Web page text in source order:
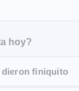
hoy?
dieron finiquito